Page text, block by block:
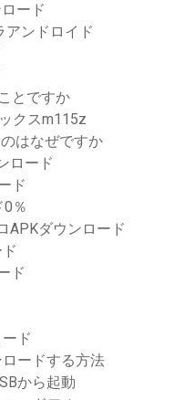
ード
アンドロイド
とですか
クスm115z
はなぜですか
ロード
ド
％
APKダウンロード
ド
ド
ードする方法
から起動